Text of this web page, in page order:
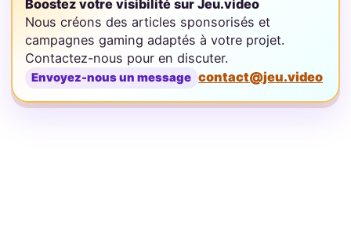
Boostez votre visibilité sur Jeu.video
Nous créons des articles sponsorisés et
campagnes gaming adaptés à votre projet.
Contactez-nous pour en discuter.
Envoyez-nous un message contact@jeu.video